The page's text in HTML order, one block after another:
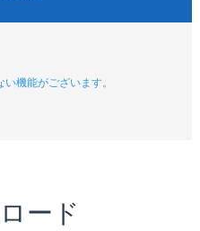
機能がございます。
ード